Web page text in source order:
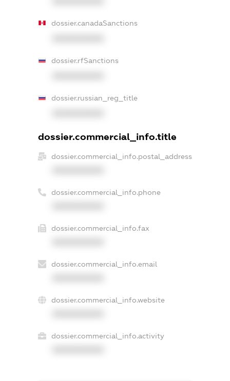
dossier.canadaSanctions
dossier.rfSanctions
dossier.russian_reg_title
dossier.commercial_info.title
dossier.commercial_info.postal_address
dossier.commercial_info.phone
dossier.commercial_info.fax
dossier.commercial_info.email
dossier.commercial_info.website
dossier.commercial_info.activity